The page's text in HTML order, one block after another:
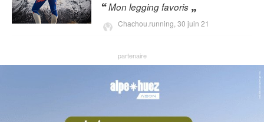
Mon legging favoris
Chachou.running, 30 juin 21